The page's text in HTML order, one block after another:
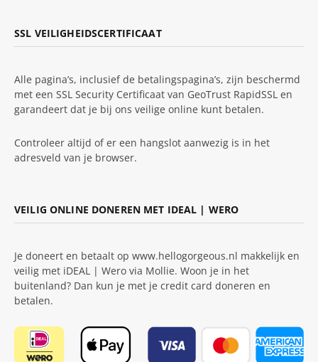
SSL VEILIGHEIDSCERTIFICAAT
Alle pagina’s, inclusief de betalingspagina’s, zijn beschermd
met een SSL Security Certificaat van GeoTrust RapidSSL en
garandeert dat je bij ons veilige online kunt betalen.
Controleer altijd of er een hangslot aanwezig is in het
adresveld van je browser.
VEILIG ONLINE DONEREN MET IDEAL | WERO
Je doneert en betaalt op www.hellogorgeous.nl makkelijk en
veilig met iDEAL | Wero via Mollie. Woon je in het
buitenland? Dan kun je met je credit card doneren en
betalen.